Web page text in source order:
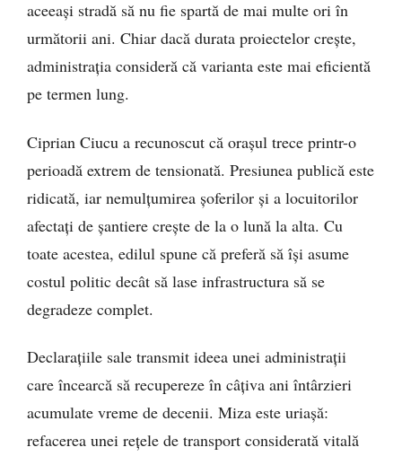
aceeași stradă să nu fie spartă de mai multe ori în
următorii ani. Chiar dacă durata proiectelor crește,
administrația consideră că varianta este mai eficientă
pe termen lung.
Ciprian Ciucu a recunoscut că orașul trece printr-o
perioadă extrem de tensionată. Presiunea publică este
ridicată, iar nemulțumirea șoferilor și a locuitorilor
afectați de șantiere crește de la o lună la alta. Cu
toate acestea, edilul spune că preferă să își asume
costul politic decât să lase infrastructura să se
degradeze complet.
Declarațiile sale transmit ideea unei administrații
care încearcă să recupereze în câțiva ani întârzieri
acumulate vreme de decenii. Miza este uriașă:
refacerea unei rețele de transport considerată vitală